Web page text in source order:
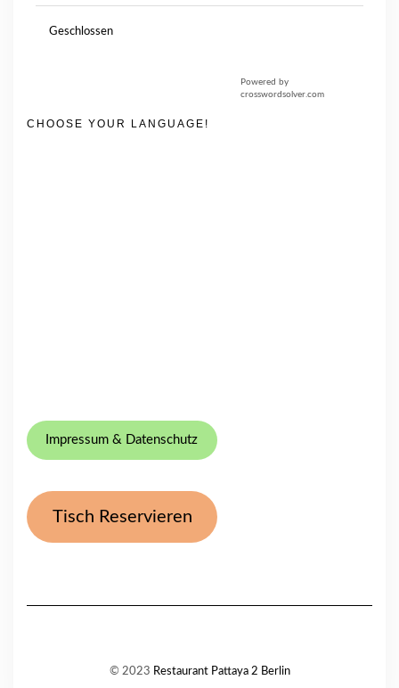
Geschlossen
Powered by
crosswordsolver.com
CHOOSE YOUR LANGUAGE!
Impressum & Datenschutz
Tisch Reservieren
© 2023 Restaurant Pattaya 2 Berlin